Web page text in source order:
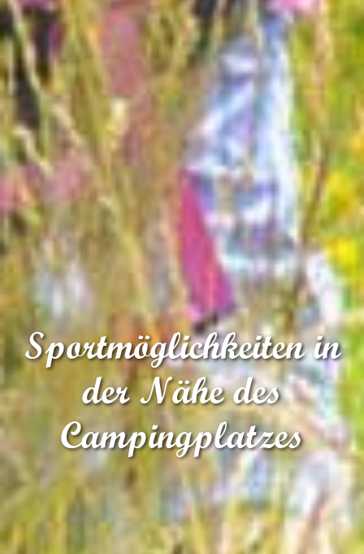
Sportmöglichkeiten in
der Nähe des
Campingplatzes